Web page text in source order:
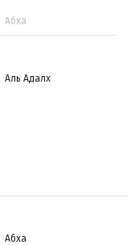
Абха
Аль Адалх
Абха